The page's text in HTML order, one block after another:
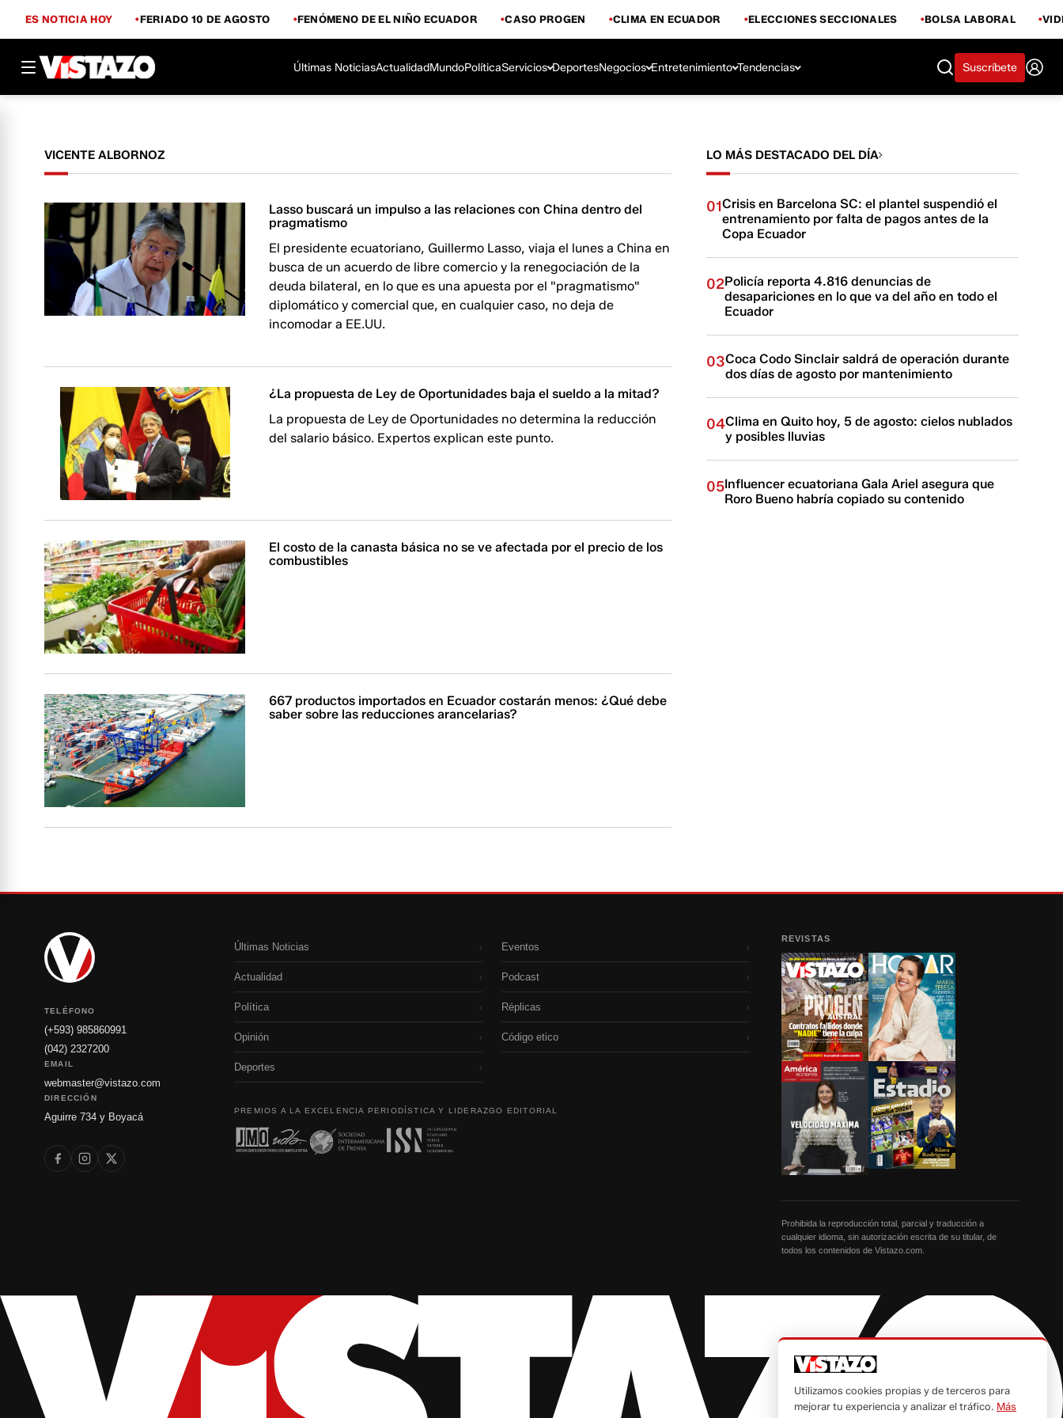
ES NOTICIA HOY FERIADO 10 DE AGOSTO FENÓMENO DE EL NIÑO ECUADOR CASO PROGEN CLIMA EN ECUADOR ELECCIONES SECCIONALES BOLSA LABORAL
Últimas NoticiasActualidadMundoPolíticaServicios DeportesNegocios Entretenimiento Tendencias Suscríbete
VICENTE ALBORNOZ
Lasso buscará un impulso a las relaciones con China dentro del
pragmatismo
El presidente ecuatoriano, Guillermo Lasso, viaja el lunes a China en
busca de un acuerdo de libre comercio y la renegociación de la
deuda bilateral, en lo que es una apuesta por el "pragmatismo"
diplomático y comercial que, en cualquier caso, no deja de
incomodar a EE.UU.
¿La propuesta de Ley de Oportunidades baja el sueldo a la mitad?
La propuesta de Ley de Oportunidades no determina la reducción
del salario básico. Expertos explican este punto.
El costo de la canasta básica no se ve afectada por el precio de los
combustibles
667 productos importados en Ecuador costarán menos: ¿Qué debe
saber sobre las reducciones arancelarias?
LO MÁS DESTACADO DEL DÍA
01Crisis en Barcelona SC: el plantel suspendió el
entrenamiento por falta de pagos antes de la
Copa Ecuador
02Policía reporta 4.816 denuncias de
desapariciones en lo que va del año en todo el
Ecuador
03Coca Codo Sinclair saldrá de operación durante
dos días de agosto por mantenimiento
04Clima en Quito hoy, 5 de agosto: cielos nublados
y posibles lluvias
05Influencer ecuatoriana Gala Ariel asegura que
Roro Bueno habría copiado su contenido
TELÉFONO
(+593) 985860991
(042) 2327200
EMAIL
webmaster@vistazo.com
DIRECCIÓN
Aguirre 734 y Boyacá
Últimas Noticias ›
Actualidad ›
Política ›
Opinión ›
Deportes ›
Eventos ›
Podcast ›
Réplicas ›
Código etico ›
PREMIOS A LA EXCELENCIA PERIODÍSTICA Y LIDERAZGO EDITORIAL
REVISTAS
Prohibida la reproducción total, parcial y traducción a
cualquier idioma, sin autorización escrita de su titular, de
todos los contenidos de Vistazo.com.
Utilizamos cookies propias y de terceros para
mejorar tu experiencia y analizar el tráfico. Más